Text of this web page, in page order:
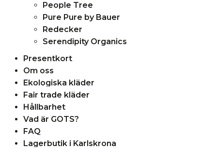
People Tree
Pure Pure by Bauer
Redecker
Serendipity Organics
Presentkort
Om oss
Ekologiska kläder
Fair trade kläder
Hållbarhet
Vad är GOTS?
FAQ
Lagerbutik i Karlskrona